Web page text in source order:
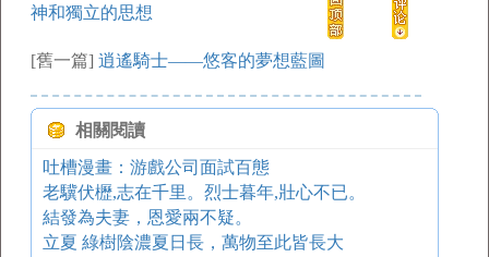
神和獨立的思想
[舊一篇] 逍遙騎士——悠客的夢想藍圖
相關閱讀
吐槽漫畫：游戲公司面試百態
老驥伏櫪,志在千里。烈士暮年,壯心不已。
結發為夫妻，恩愛兩不疑。
立夏 綠樹陰濃夏日長，萬物至此皆長大